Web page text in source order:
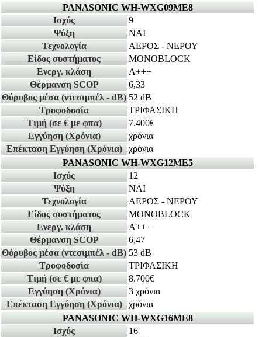
PANASONIC WH-WXG09ME8
Ισχύς
9
Ψύξη
ΝΑΙ
Τεχνολογία
ΑΕΡΟΣ - ΝΕΡΟΥ
Είδος συστήματος
MONOBLOCK
Ενεργ. κλάση
A+++
Θέρμανση SCOP
6,33
Θόρυβος μέσα (ντεσιμπέλ - dB) 52 dB
Τροφοδοσία
ΤΡΙΦΑΣΙΚΗ
Τιμή (σε € με φπα)
7.400€
Εγγύηση (Χρόνια)
χρόνια
Επέκταση Εγγύηση (Χρόνια)
χρόνια
PANASONIC WH-WXG12ME5
Ισχύς
12
Ψύξη
ΝΑΙ
Τεχνολογία
ΑΕΡΟΣ - ΝΕΡΟΥ
Είδος συστήματος
MONOBLOCK
Ενεργ. κλάση
A+++
Θέρμανση SCOP
6,47
Θόρυβος μέσα (ντεσιμπέλ - dB) 53 dB
Τροφοδοσία
ΤΡΙΦΑΣΙΚΗ
Τιμή (σε € με φπα)
8.700€
Εγγύηση (Χρόνια)
3 χρόνια
Επέκταση Εγγύηση (Χρόνια)
χρόνια
PANASONIC WH-WXG16ME8
Ισχύς
16